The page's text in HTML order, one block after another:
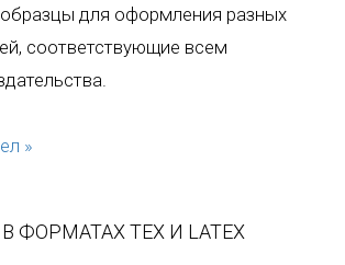
для оформления разных
соответствующие всем
»
ФОРМАТАХ TEX И LATEX